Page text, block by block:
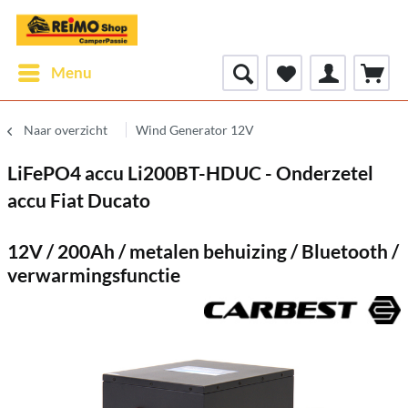
Menu
Naar overzicht Wind Generator 12V
LiFePO4 accu Li200BT-HDUC - Onderzetel
accu Fiat Ducato
12V / 200Ah / metalen behuizing / Bluetooth /
verwarmingsfunctie